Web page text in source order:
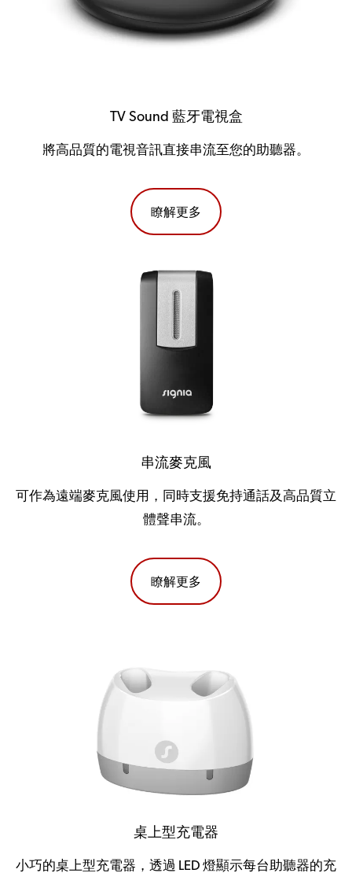
TV Sound 藍牙電視盒
將高品質的電視音訊直接串流至您的助聽器。
瞭解更多
串流麥克風
可作為遠端麥克風使用，同時支援免持通話及高品質立
體聲串流。
瞭解更多
桌上型充電器
小巧的桌上型充電器，透過 LED 燈顯示每台助聽器的充